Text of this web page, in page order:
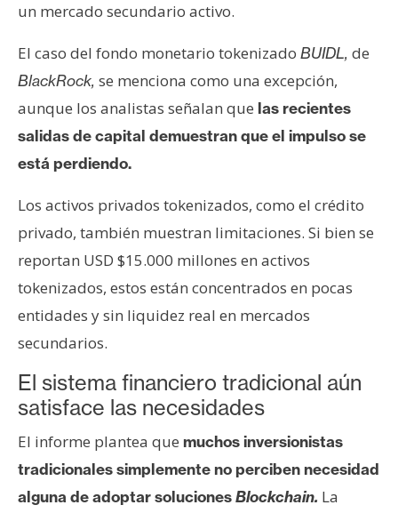
un mercado secundario activo.
El caso del fondo monetario tokenizado BUIDL, de
BlackRock, se menciona como una excepción,
aunque los analistas señalan que las recientes
salidas de capital demuestran que el impulso se
está perdiendo.
Los activos privados tokenizados, como el crédito
privado, también muestran limitaciones. Si bien se
reportan USD $15.000 millones en activos
tokenizados, estos están concentrados en pocas
entidades y sin liquidez real en mercados
secundarios.
El sistema financiero tradicional aún
satisface las necesidades
El informe plantea que muchos inversionistas
tradicionales simplemente no perciben necesidad
alguna de adoptar solucionesBlockchain. La